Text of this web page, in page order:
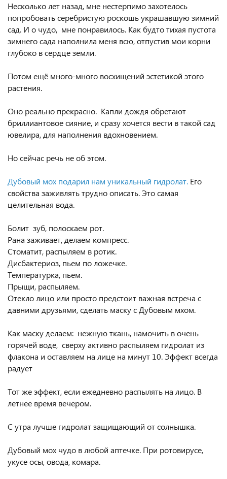
Несколько лет назад, мне нестерпимо захотелось
попробовать серебристую роскошь украшавшую зимний
сад. И о чудо, мне понравилось. Как будто тихая пустота
зимнего сада наполнила меня всю, отпустив мои корни
глубоко в сердце земли.
Потом ещё много-много восхищений эстетикой этого
растения.
Оно реально прекрасно. Капли дождя обретают
бриллиантовое сияние, и сразу хочется вести в такой сад
ювелира, для наполнения вдохновением.
Но сейчас речь не об этом.
Дубовый мох подарил нам уникальный гидролат. Его
свойства заживлять трудно описать. Это самая
целительная вода.
Болит зуб, полоскаем рот.
Рана заживает, делаем компресс.
Стоматит, распыляем в ротик.
Дисбактериоз, пьем по ложечке.
Температурка, пьем.
Прыщи, распыляем.
Отекло лицо или просто предстоит важная встреча с
давними друзьями, сделать маску с Дубовым мхом.
Как маску делаем: нежную ткань, намочить в очень
горячей воде, сверху активно распыляем гидролат из
флакона и оставляем на лице на минут 10. Эффект всегда
радует
Тот же эффект, если ежедневно распылять на лицо. В
летнее время вечером.
С утра лучше гидролат защищающий от солнышка.
Дубовый мох чудо в любой аптечке. При ротовирусе,
укусе осы, овода, комара.